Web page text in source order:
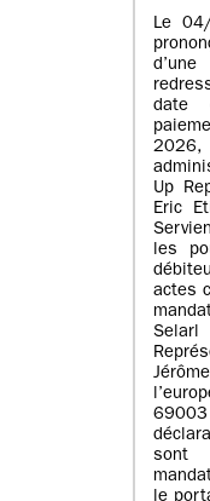
Le
date
Up
Eric
les
actes
sont